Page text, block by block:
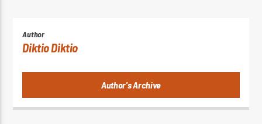
Author
Diktio Diktio
Author's Archive